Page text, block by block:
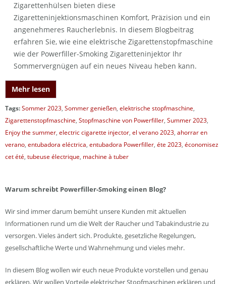
Zigarettenhülsen bieten diese
Zigaretteninjektionsmaschinen Komfort, Präzision und ein
angenehmeres Raucherlebnis. In diesem Blogbeitrag
erfahren Sie, wie eine elektrische Zigarettenstopfmaschine
wie der Powerfiller-Smoking Zigaretteninjektor Ihr
Sommervergnügen auf ein neues Niveau heben kann.
Mehr lesen
Tags:Sommer 2023, Sommer genießen, elektrische stopfmaschine,
Zigarettenstopfmaschine, Stopfmaschine von Powerfiller, Summer 2023,
Enjoy the summer, electric cigarette injector, el verano 2023, ahorrar en
verano, entubadora eléctrica, entubadora Powerfiller, éte 2023, économisez
cet été, tubeuse électrique, machine à tuber
Warum schreibt Powerfiller-Smoking einen Blog?
Wir sind immer darum bemüht unsere Kunden mit aktuellen
Informationen rund um die Welt der Raucher und Tabakindustrie zu
versorgen. Vieles ändert sich. Produkte, gesetzliche Regelungen,
gesellschaftliche Werte und Wahrnehmung und vieles mehr.
In diesem Blog wollen wir euch neue Produkte vorstellen und genau
erklären. Wir wollen Vorteile elektrischer Stopfmaschinen erklären und